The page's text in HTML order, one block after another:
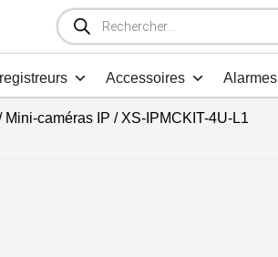
Recherche
de
produits
Accessoires Alarmes
Mini-caméras IP / XS-IPMCKIT-4U-L1